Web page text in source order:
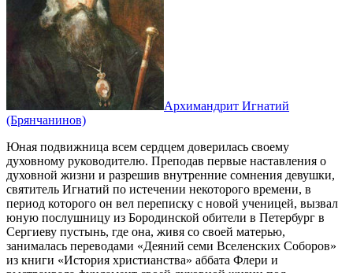
Архимандрит Игнатий
(Брянчанинов)
Юная подвижница всем сердцем доверилась своему
духовному руководителю. Преподав первые наставления о
духовной жизни и разрешив внутренние сомнения девушки,
святитель Игнатий по истечении некоторого времени, в
период которого он вел переписку с новой ученицей, вызвал
юную послушницу из Бородинской обители в Петербург в
Сергиеву пустынь, где она, живя со своей матерью,
занималась переводами «Деяний семи Вселенских Соборов»
из книги «История христианства» аббата Флери и